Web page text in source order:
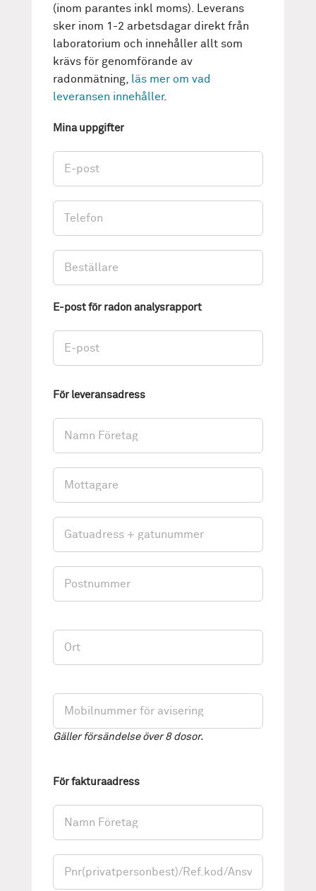
(inom parantes inkl moms). Leverans
sker inom 1-2 arbetsdagar direkt från
laboratorium och innehåller allt som
krävs för genomförande av
radonmätning,
läs mer om vad
leveransen innehåller.
Mina uppgifter
E-post för radon analysrapport
För leveransadress
Gäller försändelse över 8 dosor.
För fakturaadress